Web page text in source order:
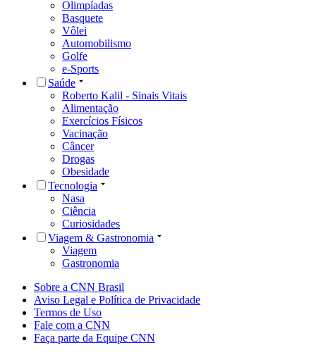
Olimpíadas
Basquete
Vôlei
Automobilismo
Golfe
e-Sports
Saúde
Roberto Kalil - Sinais Vitais
Alimentação
Exercícios Físicos
Vacinação
Câncer
Drogas
Obesidade
Tecnologia
Nasa
Ciência
Curiosidades
Viagem & Gastronomia
Viagem
Gastronomia
Sobre a CNN Brasil
Aviso Legal e Política de Privacidade
Termos de Uso
Fale com a CNN
Faça parte da Equipe CNN